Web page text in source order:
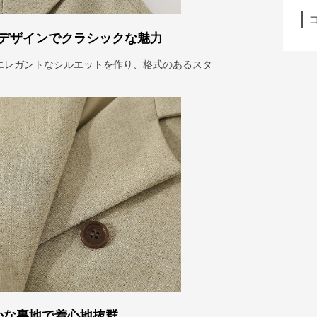
ザインでクラシックな魅力
ガントなシルエットを作り、格式のあるスタ